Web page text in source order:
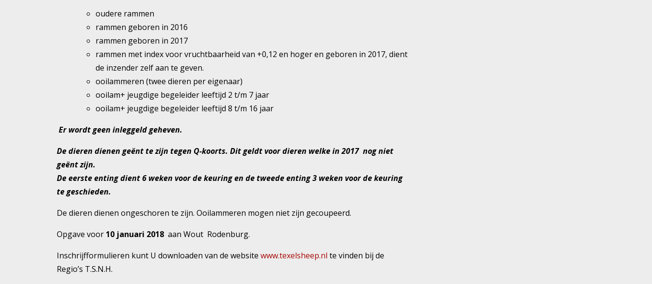
oudere rammen
rammen geboren in 2016
rammen geboren in 2017
rammen met index voor vruchtbaarheid van +0,12 en hoger en geboren in 2017, dient
de inzender zelf aan te geven.
ooilammeren (twee dieren per eigenaar)
ooilam+ jeugdige begeleider leeftijd 2 t/m 7 jaar
ooilam+ jeugdige begeleider leeftijd 8 t/m 16 jaar
Er wordt geen inleggeld geheven.
De dieren dienen geënt te zijn tegen Q-koorts. Dit geldt voor dieren welke in 2017 nog niet
geënt zijn.
De eerste enting dient 6 weken voor de keuring en de tweede enting 3 weken voor de keuring
te geschieden.
De dieren dienen ongeschoren te zijn. Ooilammeren mogen niet zijn gecoupeerd.
Opgave voor 10 januari 2018 aan Wout Rodenburg.
Inschrijfformulieren kunt U downloaden van de website www.texelsheep.nl te vinden bij de
Regio’s T.S.N.H.